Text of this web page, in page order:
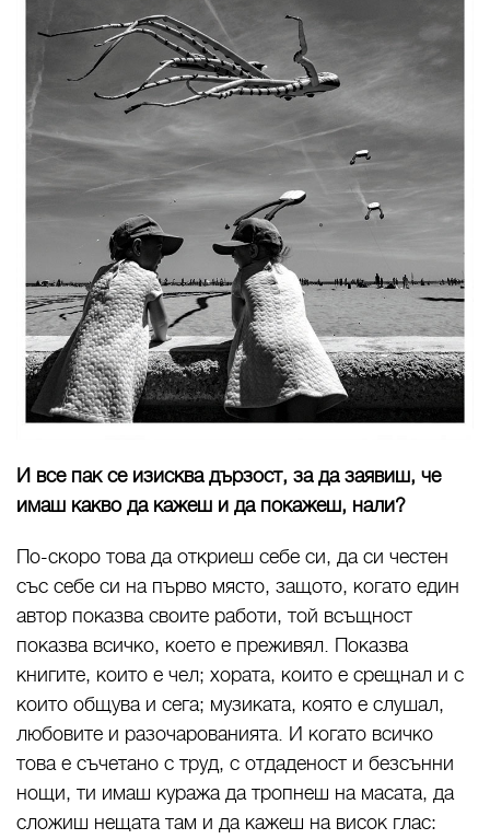
И все пак се изисква дързост, за да заявиш, че
имаш какво да кажеш и да покажеш, нали?
По-скоро това да откриеш себе си, да си честен
със себе си на първо място, защото, когато един
автор показва своите работи, той всъщност
показва всичко, което е преживял. Показва
книгите, които е чел; хората, които е срещнал и с
които общува и сега; музиката, която е слушал,
любовите и разочарованията. И когато всичко
това е съчетано с труд, с отдаденост и безсънни
нощи, ти имаш куража да тропнеш на масата, да
сложиш нещата там и да кажеш на висок глас: